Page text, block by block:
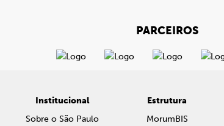
PARCEIROS
Institucional
Sobre o São Paulo
Estrutura
MorumBIS